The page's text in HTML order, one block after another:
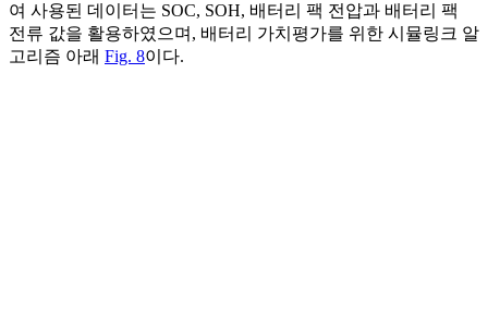
여 사용된 데이터는 SOC, SOH, 배터리 팩 전압과 배터리 팩
전류 값을 활용하였으며, 배터리 가치평가를 위한 시뮬링크 알
고리즘 아래 Fig. 8이다.